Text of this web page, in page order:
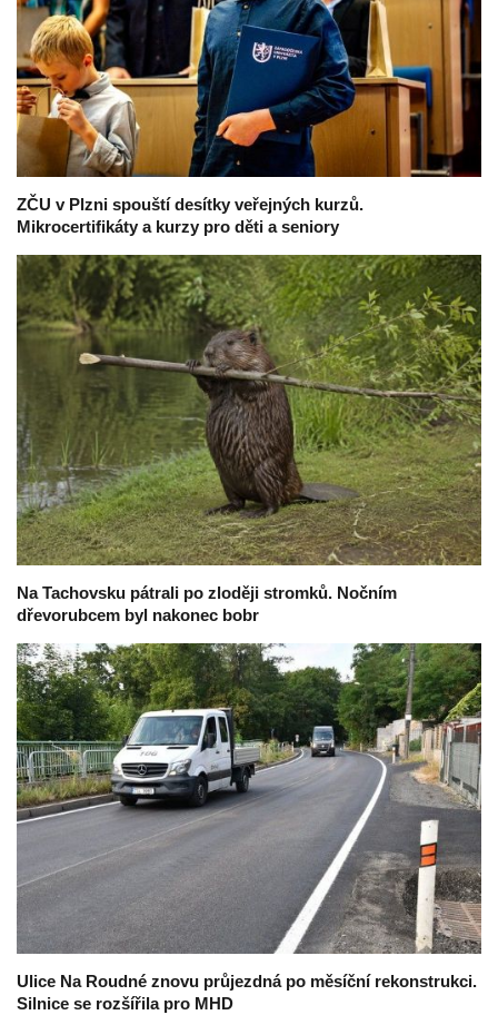
ZČU v Plzni spouští desítky veřejných kurzů.
Mikrocertifikáty a kurzy pro děti a seniory
Na Tachovsku pátrali po zloději stromků. Nočním
dřevorubcem byl nakonec bobr
Ulice Na Roudné znovu průjezdná po měsíční rekonstrukci.
Silnice se rozšířila pro MHD